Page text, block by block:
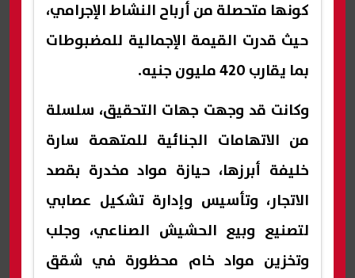
كونها متحصلة من أرباح النشاط الإجرامي،
حيث قدرت القيمة الإجمالية للمضبوطات
بما يقارب 420 مليون جنيه.
وكانت قد وجهت جهات التحقيق، سلسلة
من الاتهامات الجنائية للمتهمة سارة
خليفة أبرزها، حيازة مواد مخدرة بقصد
الاتجار، وتأسيس وإدارة تشكيل عصابي
لتصنيع وبيع الحشيش الصناعي، وجلب
وتخزين مواد خام محظورة في شقق